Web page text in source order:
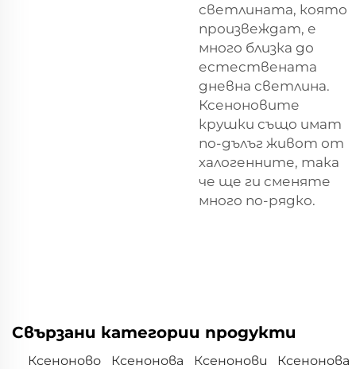
светлината, която
произвеждат, е
много близка до
естествената
дневна светлина.
Ксеноновите
крушки също имат
по-дълъг живот от
халогенните, така
че ще ги сменяте
много по-рядко.
Свързани категории продукти
Ксеноново
Ксенонова
Ксенонови
Ксенонова